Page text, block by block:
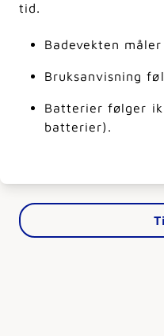
tid.
Badevekten
Bruksanvisning
Batterier følger
batterier).